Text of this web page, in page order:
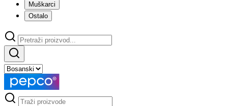
Muškarci
Ostalo